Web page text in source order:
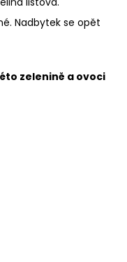
Nadbytek se opět
zelenině a ovoci